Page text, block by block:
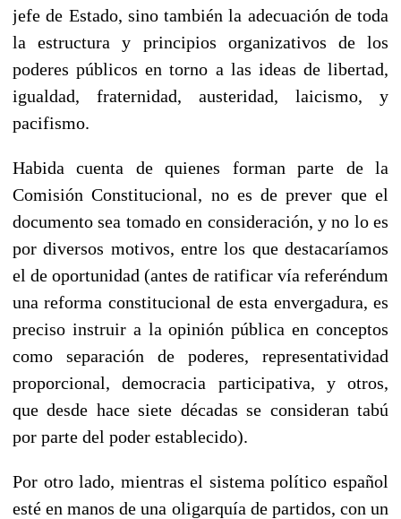
jefe de Estado, sino también la adecuación de toda
la estructura y principios organizativos de los
poderes públicos en torno a las ideas de libertad,
igualdad, fraternidad, austeridad, laicismo, y
pacifismo.
Habida cuenta de quienes forman parte de la
Comisión Constitucional, no es de prever que el
documento sea tomado en consideración, y no lo es
por diversos motivos, entre los que destacaríamos
el de oportunidad (antes de ratificar vía referéndum
una reforma constitucional de esta envergadura, es
preciso instruir a la opinión pública en conceptos
como separación de poderes, representatividad
proporcional, democracia participativa, y otros,
que desde hace siete décadas se consideran tabú
por parte del poder establecido).
Por otro lado, mientras el sistema político español
esté en manos de una oligarquía de partidos, con un